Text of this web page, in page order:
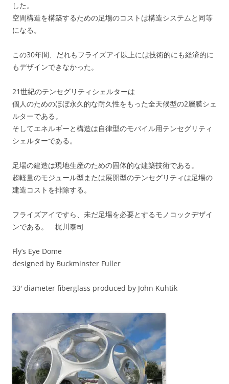
した。
空間構造を構築するための足場のコストは構造システムと同等
になる。
この30年間、だれもフライズアイ以上には技術的にも経済的に
もデザインできなかった。
21世紀のテンセグリティシェルターは
個人のためのほぼ永久的な耐久性をもった全天候型の2層膜シェ
ルターである。
そしてエネルギーと構造は自律型のモバイル用テンセグリティ
シェルターである。
足場の建造は現地生産のための固体的な建築技術である。
超軽量のモジュール型または展開型のテンセグリティは足場の
建造コストを排除する。
フライズアイですら、未だ足場を必要とするモノコックデザイ
ンである。 梶川泰司
Fly’s Eye Dome
designed by Buckminster Fuller
33′ diameter fiberglass produced by John Kuhtik